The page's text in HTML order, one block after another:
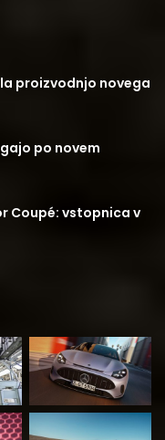
proizvodnjo novega
po novem
Coupé: vstopnica v